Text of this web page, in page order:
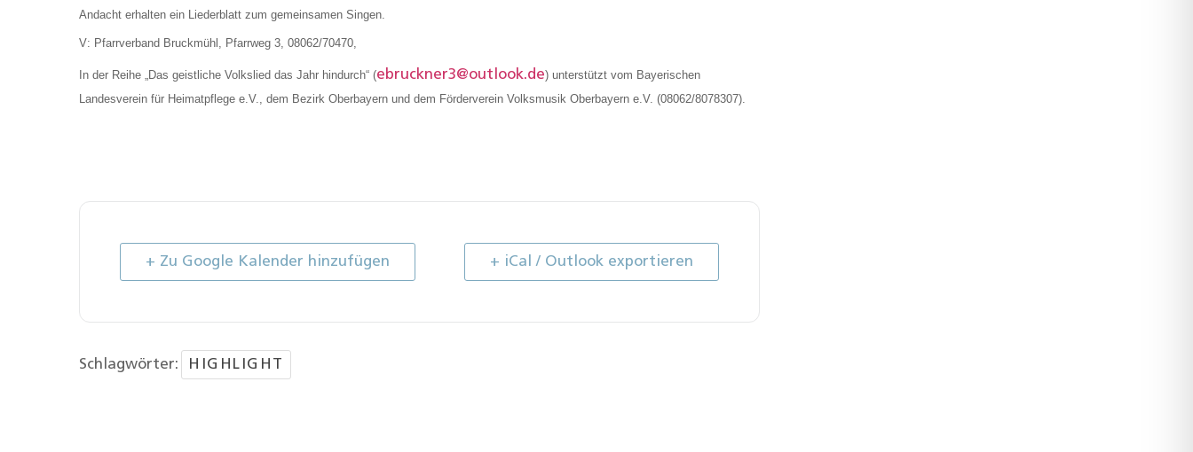
Andacht erhalten ein Liederblatt zum gemeinsamen Singen.
V: Pfarrverband Bruckmühl, Pfarrweg 3, 08062/70470,
In der Reihe „Das geistliche Volkslied das Jahr hindurch“ (ebruckner3@outlook.de) unterstützt vom Bayerischen
Landesverein für Heimatpflege e.V., dem Bezirk Oberbayern und dem Förderverein Volksmusik Oberbayern e.V. (08062/8078307).
+ Zu Google Kalender hinzufügen + iCal / Outlook exportieren
Schlagwörter: HIGHLIGHT